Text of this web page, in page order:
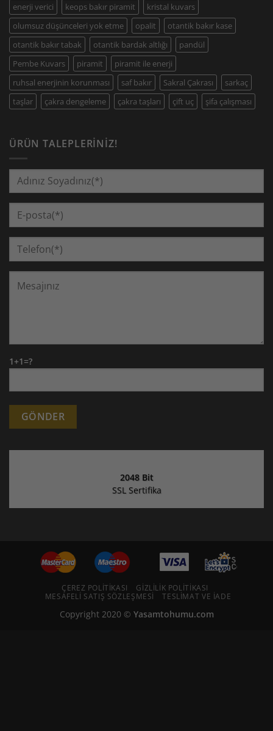
enerji verici
keops bakır piramit
kristal kuvars
olumsuz düşünceleri yok etme
opalit
otantik bakır kase
otantik bakır tabak
otantik bardak altlığı
pandül
Pembe Kuvars
piramit
piramit ile enerji
ruhsal enerjinin korunması
saf bakır Sakral Çakrası
sarkaç
taşlar
çakra dengeleme çakra taşları çift uç şifa çalışması
ÜRÜN TALEPLERINIZ!
1+1=?
2048 Bit
SSL Sertifika
ÇEREZ POLITIKASI
GIZLILIK POLITIKASI
MESAFELI SATIŞ SÖZLEŞMESI
TESLIMAT VE İADE
Copyright 2020 © Yasamtohumu.com